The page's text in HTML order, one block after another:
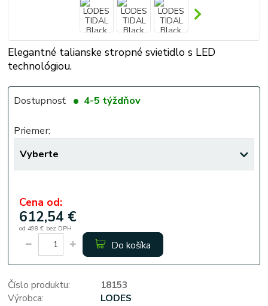
Elegantné talianske stropné svietidlo s LED
technológiou.
Dostupnosť 4-5 týždňov
Priemer:
Cena od:
612,54 €
od 498 € bez DPH
Do košíka
Číslo produktu:
18153
Výrobca:
LODES